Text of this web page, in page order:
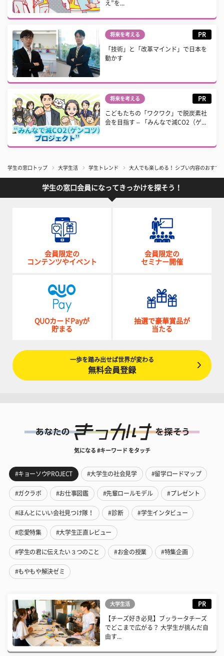
え”を...
将来を考える PR
「技術」と「改革マインド」で日本を
動かす
将来を考える PR
こどもたちの「ワクワク」で脱炭素社
会を目指す – 「みんなで減CO2（ゲ...
学生の窓口トップ 大学生活 学生トレンド 大人でも楽しめる！ シブい内容のおすす
学生の窓口会員になってきっかけを探そう！
会員限定の
コンテンツやイベント
会員限定の
セミナー開催
QUOカードPayが
貯まる
抽選で豪華賞品が
当たる
一歩を踏み出せば世界が変わる
無料会員登録
気になる #キーワード をタッチ
#キョーソウPROJECT #大学生の社会見学 #留学ロードマップ
#ガクラボ #お仕事図鑑 #先輩ロールモデル #プレゼント
#ほんとにいい会社見つけ隊！ #診断 #学生インタビュー
#恋愛特集 #大学生正直レビュー
#学生の君に伝えたい３つのこと #お金の授業 #特集企画
#もやもや解決ゼミ
大学生活 PR
【チーズ好き必見】ブッラータチーズ
でどこまで広がる？ 大学生が挑んだ自
由す...